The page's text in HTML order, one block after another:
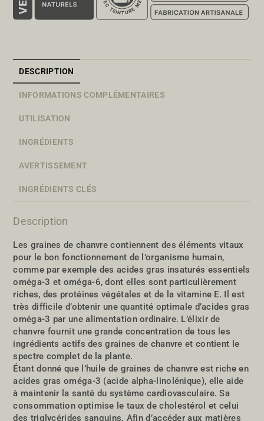
DESCRIPTION
INFORMATIONS COMPLÉMENTAIRES
UTILISATION
INGRÉDIENTS
AVERTISSEMENT
INGRÉDIENTS CLÉS
Description
Les graines de chanvre contiennent des éléments vitaux
pour le bon fonctionnement de l’organisme humain,
comme par exemple des acides gras insaturés essentiels
oméga-3 et oméga-6, dont elles sont particulièrement
riches, des protéines végétales et de la vitamine E. Il est
très difficile d’obtenir une quantité optimale d’acides gras
oméga-3 par une alimentation ordinaire. L’élixir de
chanvre fournit une grande concentration de tous les
ingrédients actifs des graines de chanvre et contient le
spectre complet de la plante.
Étant donné que l’huile de graines de chanvre est riche en
acides gras oméga-3 (acide alpha-linolénique), elle aide
à maintenir la santé du système cardiovasculaire. Sa
consommation optimise le taux de cholestérol et celui
des triglycérides sanguins. Afin d’accéder aux matières